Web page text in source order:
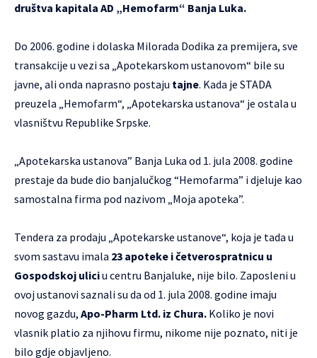
društva kapitala AD „Hemofarm“ Banja Luka.
Do 2006. godine i dolaska Milorada Dodika za premijera, sve
transakcije u vezi sa „Apotekarskom ustanovom“ bile su
javne, ali onda naprasno postaju tajne. Kada je STADA
preuzela „Hemofarm“, „Apotekarska ustanova“ je ostala u
vlasništvu Republike Srpske.
„Apotekarska ustanova” Banja Luka od 1. jula 2008. godine
prestaje da bude dio banjalučkog “Hemofarma” i djeluje kao
samostalna firma pod nazivom „Moja apoteka”.
Tendera za prodaju „Apotekarske ustanove“, koja je tada u
svom sastavu imala 23 apoteke i četverospratnicu u
Gospodskoj uliciu centru Banjaluke, nije bilo. Zaposleni u
ovoj ustanovi saznali su da od 1. jula 2008. godine imaju
novog gazdu, Apo-Pharm Ltd. iz Chura. Koliko je novi
vlasnik platio za njihovu firmu, nikome nije poznato, niti je
bilo gdje objavljeno.